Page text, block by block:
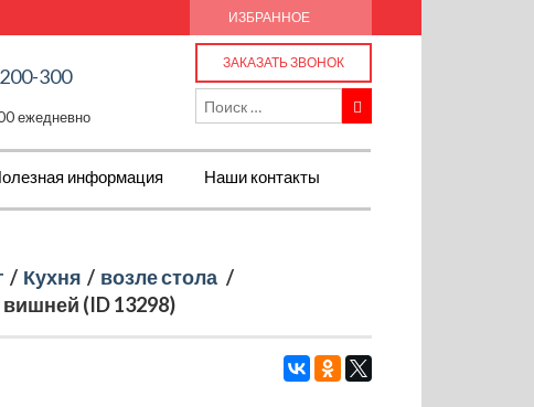
ИЗБРАННОЕ
300
ежедневно
ЗАКАЗАТЬ ЗВОНОК
информация Наши контакты
/ Кухня / возле стола /
(ID 13298)